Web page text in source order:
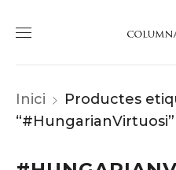
Inici
Productes
“#HungarianVirtuosi”